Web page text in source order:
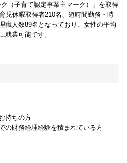
（子育て認定事業主マーク）」を取得
児休暇取得者210名、短時間勤務・時
職人数89名となっており、女性の平均
就業可能です。
持ちの方
の財務経理経験を積まれている方